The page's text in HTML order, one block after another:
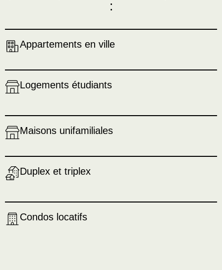
:
Appartements en ville
Logements étudiants
Maisons unifamiliales
Duplex et triplex
Condos locatifs